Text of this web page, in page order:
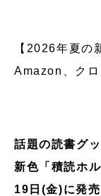
【2026年夏の
Amazon、クロ
話題の読書グ
新色「積読ホ
19日(金)に発売